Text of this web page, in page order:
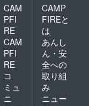
常温で
保存・
賞味期
限：製
造より
月 ・原
材料：
（国内
いろ
/A5サイ
ズ 24
ページ
作品名
4：くま
の家族
シベリ
ア鉄道
にのる
/A5サイ
CAM
PFI
RE
CAM
PFI
RE
コ
ミュ
ニ
CAMP
FIREと
は
あんし
ん・安
全への
取り組
み
ニュー